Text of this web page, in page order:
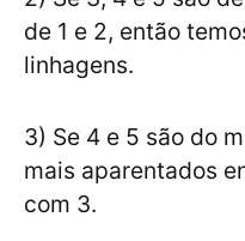
de 1 e 2, então
linhagens.
3) Se 4 e 5 são do
mais aparentados
com 3.